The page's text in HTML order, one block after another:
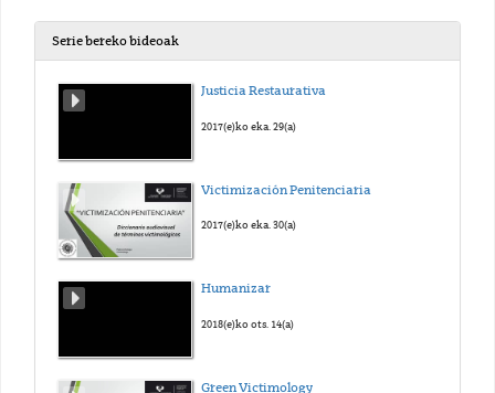
Serie bereko bideoak
Justicia Restaurativa
2017(e)ko eka. 29(a)
Victimización Penitenciaria
2017(e)ko eka. 30(a)
Humanizar
2018(e)ko ots. 14(a)
Green Victimology